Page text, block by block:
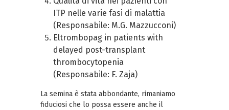
ITP nelle varie fasi di malattia
(Responsabile: M.G. Mazzucconi)
Eltrombopag in patients with
delayed post-transplant
thrombocytopenia
(Responsabile: F. Zaja)
La semina è stata abbondante, rimaniamo
fiduciosi che lo possa essere anche il